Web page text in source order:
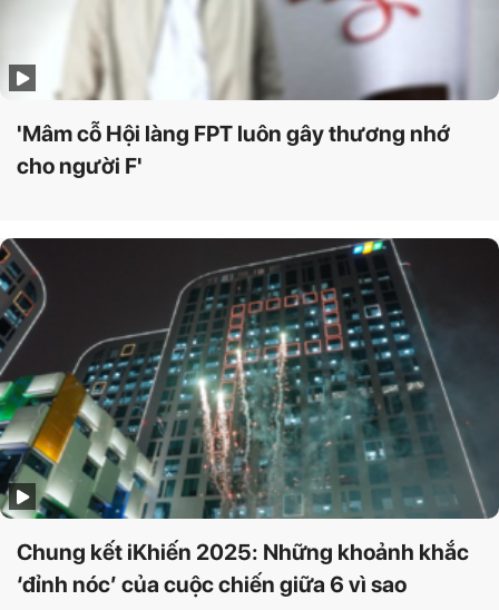
'Mâm cỗ Hội làng FPT luôn gây thương nhớ
cho người F'
Chung kết iKhiến 2025: Những khoảnh khắc
‘đỉnh nóc’ của cuộc chiến giữa 6 vì sao